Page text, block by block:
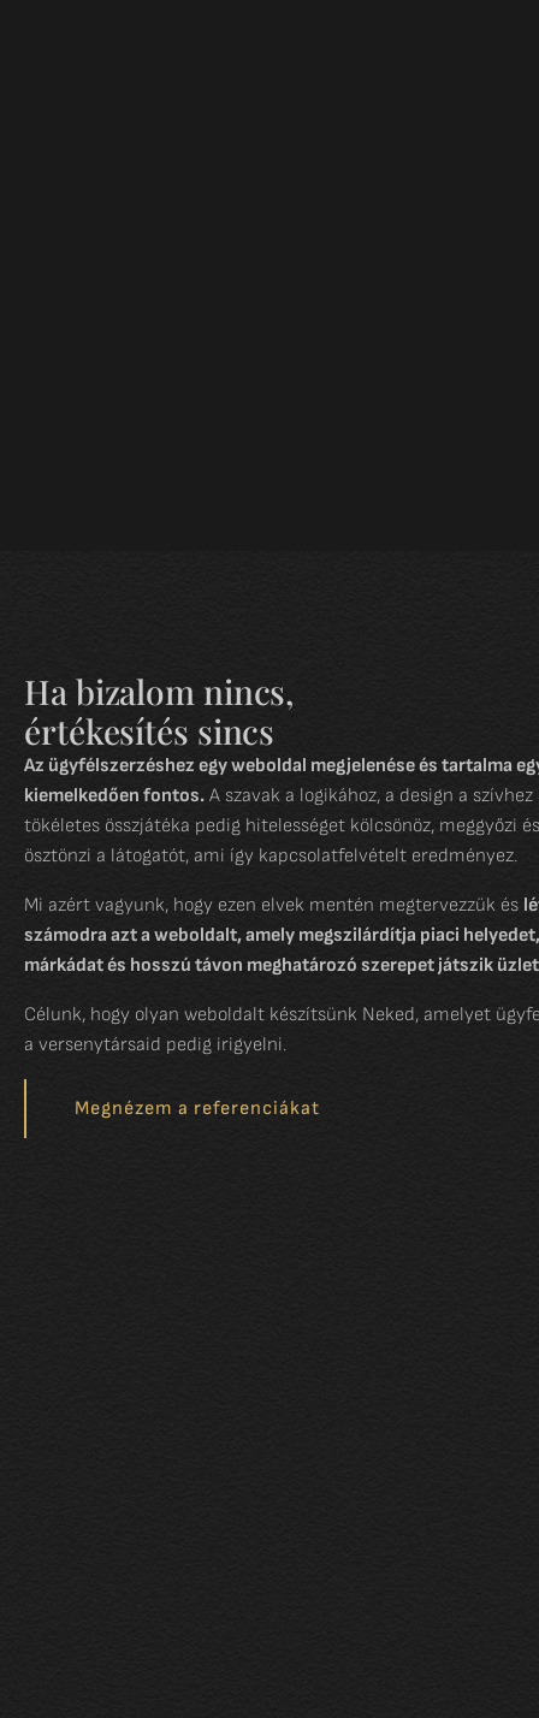
Ha bizalom nincs,
értékesítés sincs
Az ügyfélszerzéshez egy weboldal megjelenése és tartalma
kiemelkedően fontos. A szavak a logikához, a design a
tökéletes összjátéka pedig hitelességet kölcsönöz, meggyőzi
ösztönzi a látogatót, ami így kapcsolatfelvételt eredményez.
Mi azért vagyunk, hogy ezen elvek mentén megtervezzük és
számodra azt a weboldalt, amely megszilárdítja piaci
márkádat és hosszú távon meghatározó szerepet játszik
Célunk, hogy olyan weboldalt készítsünk Neked, amelyet
a versenytársaid pedig irigyelni.
Megnézem a referenciákat